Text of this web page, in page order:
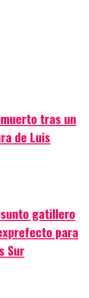
tras un
de Luis
gatillero
para
Sur